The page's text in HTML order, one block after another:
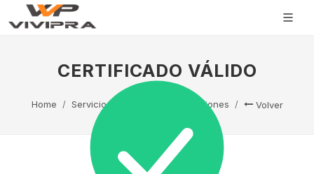
CERTIFICADO VÁLIDO
Home Servicio Técnico Capacitaciones Volver